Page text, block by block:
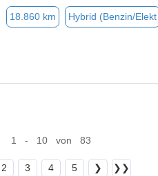
18.860 km Hybrid (Benzin/Elekt
1 - 10 von 83
2 3 4 5 ❯ ❯❯